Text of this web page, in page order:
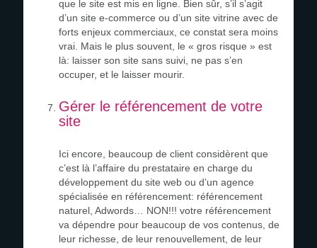
que le site est mis en ligne. Bien sûr, s’il s’agit
d’un site e-commerce ou d’un site vitrine avec de
forts enjeux commerciaux, ce constat sera moins
vrai. Mais le plus souvent, le « gros risque » est
là: laisser son site sans suivi, ne pas s’en
occuper, et le laisser mourir.
Gérer le référencement de votre
site
Ici encore, beaucoup de client considèrent que
c’est là l’affaire du prestataire en charge du
développement du site web ou d’un agence
spécialisée en référencement: référencement
naturel, Adwords… NON!!! votre référencement
va dépendre pour beaucoup de vos contenus, de
leur richesse, de leur renouvellement, de leur